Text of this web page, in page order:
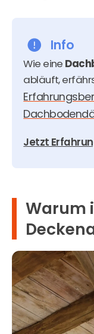
Info
Wie eine
abläuft,
Jetzt
Warum